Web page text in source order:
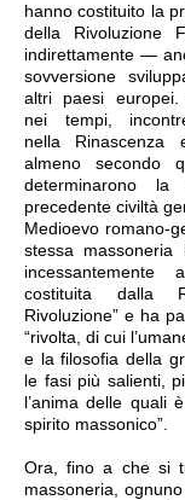
hanno costituito la
della Rivoluzione
indirettamente —
sovversione
altri paesi europei.
nei tempi,
nella Rinascenza
almeno secondo
determinarono
precedente civiltà
Medioevo romano-
stessa
incessantemente
costituita dalla
Rivoluzione” e ha
“rivolta, di cui
e la filosofia della
le fasi più salienti,
l’anima delle quali
spirito massonico”.
Ora, fino a che si
massoneria,